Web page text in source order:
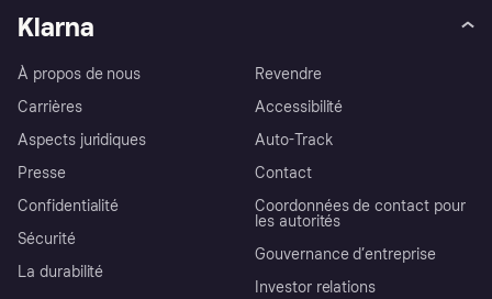
Klarna
À propos de nous
Carrières
Aspects juridiques
Presse
Confidentialité
Sécurité
La durabilité
Revendre
Accessibilité
Auto-Track
Contact
Coordonnées de contact pour
les autorités
Gouvernance d’entreprise
Investor relations